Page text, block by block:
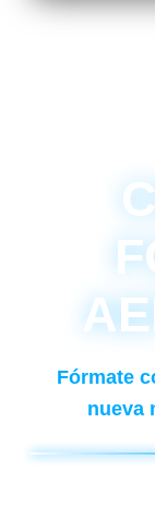
Fórmate
nueva